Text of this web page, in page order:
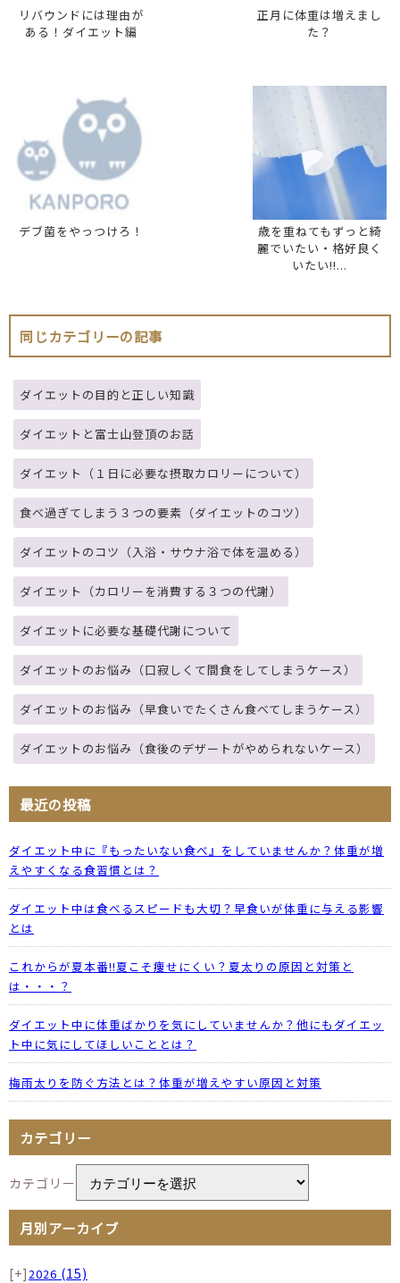
リバウンドには理由が
ある！ダイエット編
正月に体重は増えまし
た？
デブ菌をやっつけろ！
歳を重ねてもずっと綺
麗でいたい・格好良く
いたい!!...
同じカテゴリーの記事
ダイエットの目的と正しい知識
ダイエットと富士山登頂のお話
ダイエット（１日に必要な摂取カロリーについて）
食べ過ぎてしまう３つの要素（ダイエットのコツ）
ダイエットのコツ（入浴・サウナ浴で体を温める）
ダイエット（カロリーを消費する３つの代謝）
ダイエットに必要な基礎代謝について
ダイエットのお悩み（口寂しくて間食をしてしまうケース）
ダイエットのお悩み（早食いでたくさん食べてしまうケース）
ダイエットのお悩み（食後のデザートがやめられないケース）
最近の投稿
ダイエット中に『もったいない食べ』をしていませんか？体重が増
えやすくなる食習慣とは？
ダイエット中は食べるスピードも大切？早食いが体重に与える影響
とは
これからが夏本番!!夏こそ痩せにくい？夏太りの原因と対策と
は・・・？
ダイエット中に体重ばかりを気にしていませんか？他にもダイエッ
ト中に気にしてほしいこととは？
梅雨太りを防ぐ方法とは？体重が増えやすい原因と対策
カテゴリー
カテゴリー
月別アーカイブ
[+] 2026 (15)